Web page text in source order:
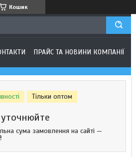
Кошик
ПРАЙС ТА НОВИНИ КОМПАНІЇ
Тільки оптом
уточнюйте
сума замовлення на сайті —